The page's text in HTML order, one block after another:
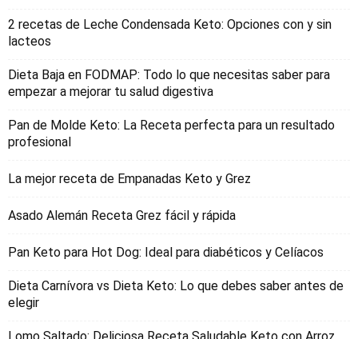
2 recetas de Leche Condensada Keto: Opciones con y sin
lacteos
Dieta Baja en FODMAP: Todo lo que necesitas saber para
empezar a mejorar tu salud digestiva
Pan de Molde Keto: La Receta perfecta para un resultado
profesional
La mejor receta de Empanadas Keto y Grez
Asado Alemán Receta Grez fácil y rápida
Pan Keto para Hot Dog: Ideal para diabéticos y Celíacos
Dieta Carnívora vs Dieta Keto: Lo que debes saber antes de
elegir